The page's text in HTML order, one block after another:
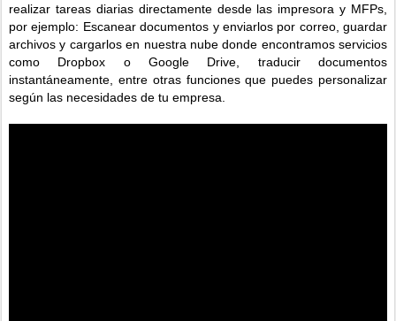
realizar tareas diarias directamente desde las impresora y MFPs,
por ejemplo: Escanear documentos y enviarlos por correo, guardar
archivos y cargarlos en nuestra nube donde encontramos servicios
como Dropbox o Google Drive, traducir documentos
instantáneamente, entre otras funciones que puedes personalizar
según las necesidades de tu empresa.